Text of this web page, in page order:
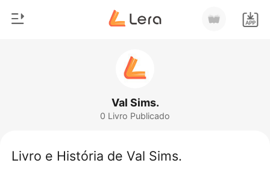
Lobisomem
Val Sims.
0 Livro Publicado
Livro e História de Val Sims.